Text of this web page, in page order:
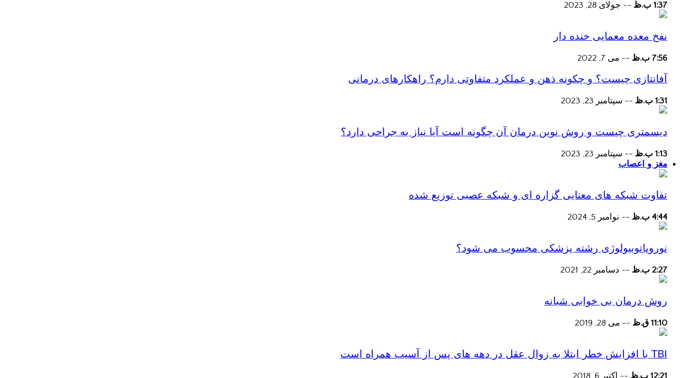
1:37 ب.ظ -- جولای 28, 2023
نفخ معده معمایی خنده دار
7:56 ب.ظ -- می 7, 2022
آفانتازی چیست؟ و چکونه ذهن و عملکرد متفاوتی دارم؟ راهکارهای درمانی
1:31 ب.ظ -- سپتامبر 23, 2023
دیسمتری چیست و روش نوین درمان آن چگونه است آیا نیاز به جراحی دارد؟
1:13 ب.ظ -- سپتامبر 23, 2023
مغز و اعصاب
تفاوت شبکه های معنایی گزاره ای و شبکه عصبی توزیع شده
4:44 ب.ظ -- نوامبر 5, 2024
نوروپاتوبیولوژی رشته پزشکی محسوب می شود؟
2:27 ب.ظ -- دسامبر 22, 2021
روش درمان بی خوابی شبانه
11:10 ق.ظ -- می 28, 2019
TBI با افزایش خطر ابتلا به زوال عقل در دهه های پس از آسیب همراه است
12:21 ب.ظ -- اکتبر 6, 2018